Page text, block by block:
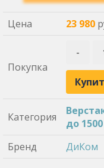
Цена 23 980
Покупка
-
Категория
до
Бренд
ДиКом